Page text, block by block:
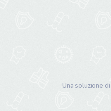
Una soluzione di